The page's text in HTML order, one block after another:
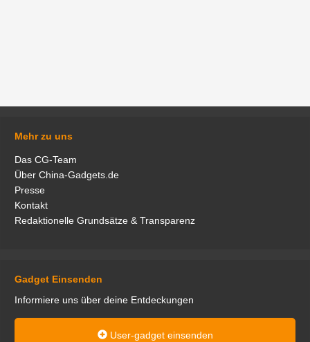
Mehr zu uns
Das CG-Team
Über China-Gadgets.de
Presse
Kontakt
Redaktionelle Grundsätze & Transparenz
Gadget Einsenden
Informiere uns über deine Entdeckungen
User-gadget einsenden